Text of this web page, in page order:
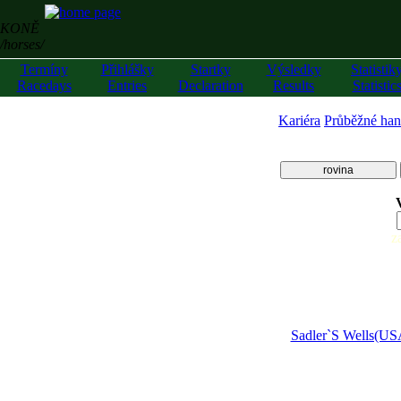
KONĚ
/horses/
Termíny
Racedays
Přihlášky
Entries
Startky
Declaration
Výsledky
Results
Statistics
Kariéra Průběžné
rovina
Sadler`S